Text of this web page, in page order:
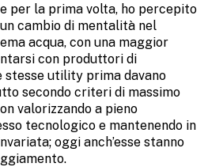
per la prima volta, ho percepito
cambio di mentalità nel
acqua, con una maggior
con produttori di
stesse utility prima davano
secondo criteri di massimo
valorizzando a pieno
tecnologico e mantenendo in
oggi anch’esse stanno